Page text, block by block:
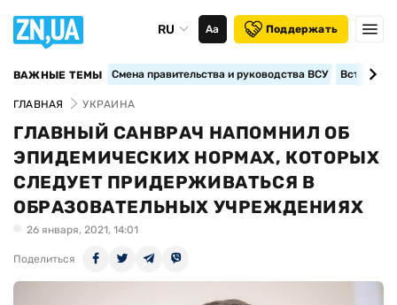
RU Аа Поддержать
ВАЖНЫЕ ТЕМЫ Смена правительства и руководства ВСУ
ГЛАВНАЯ УКРАИНА
ГЛАВНЫЙ САНВРАЧ НАПОМНИЛ ОБ
ЭПИДЕМИЧЕСКИХ НОРМАХ, КОТОРЫХ
СЛЕДУЕТ ПРИДЕРЖИВАТЬСЯ В
ОБРАЗОВАТЕЛЬНЫХ УЧРЕЖДЕНИЯХ
26 января, 2021, 14:01
Поделиться